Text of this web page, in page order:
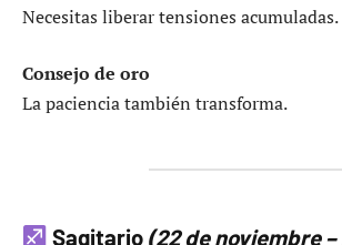
Necesitas liberar tensiones acumuladas.
Consejo de oro
La paciencia también transforma.
Sagitario (22 de noviembre –